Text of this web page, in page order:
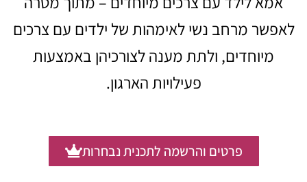
לאפשר מרחב נשי לאימהות של ילדים עם צרכים
מיוחדים, ולתת מענה לצורכיהן באמצעות
פעילויות הארגון.
פרטים והרשמה לתכנית נבחרות